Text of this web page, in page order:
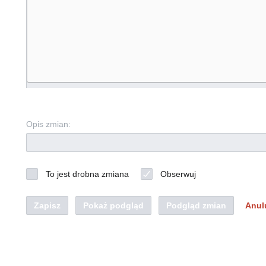
Opis zmian:
To jest drobna zmiana Obserwuj
Zapisz Pokaż podgląd Podgląd zmian